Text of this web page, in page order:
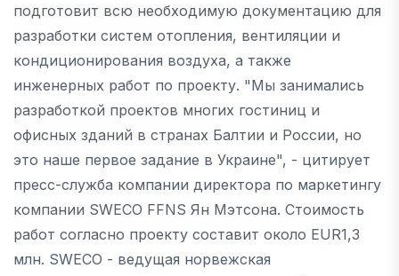
подготовит всю необходимую документацию для
разработки систем отопления, вентиляции и
кондиционирования воздуха, а также
инженерных работ по проекту. "Мы занимались
разработкой проектов многих гостиниц и
офисных зданий в странах Балтии и России, но
это наше первое задание в Украине", - цитирует
пресс-служба компании директора по маркетингу
компании SWECO FFNS Ян Мэтсона. Стоимость
работ согласно проекту составит около EUR1,3
млн. SWECO - ведущая норвежская